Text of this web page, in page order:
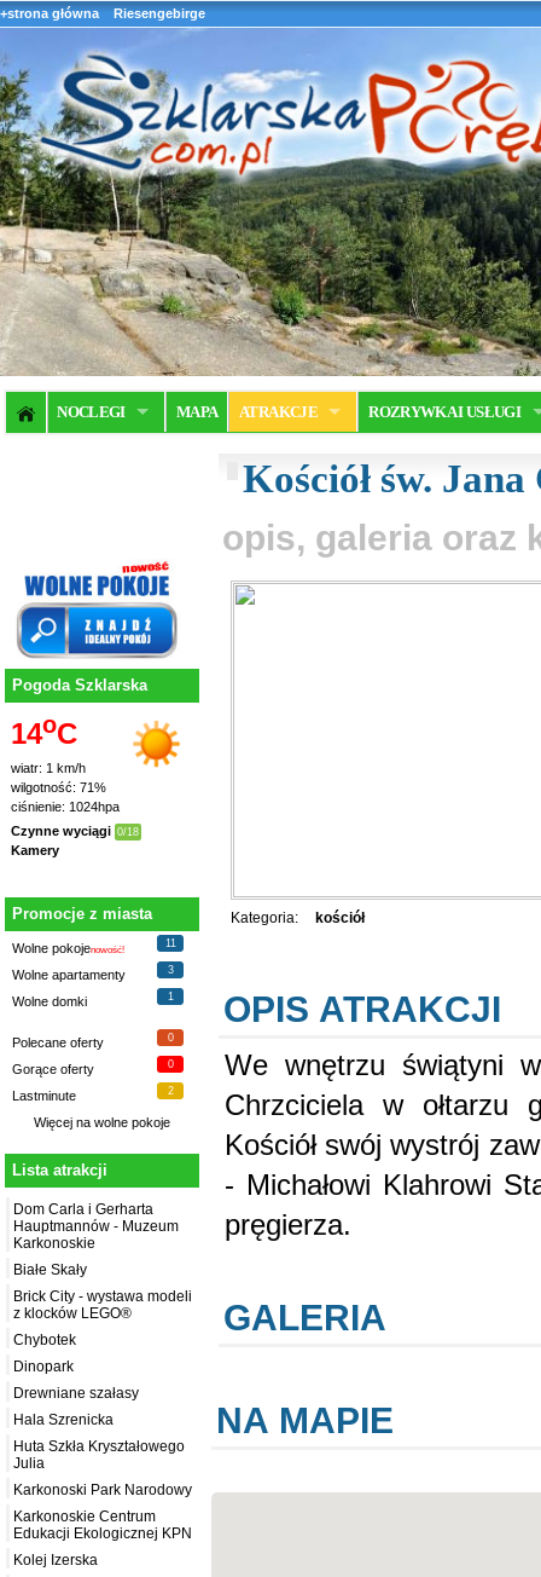
+strona główna Riesengebirge
NOCLEGI MAPA ATRAKCJE ROZRYWKA I USŁUGI
Pogoda Szklarska
14oC
wiatr: 1 km/h
wilgotność: 71%
ciśnienie: 1024hpa
Czynne wyciągi 0/18
Kamery
Promocje z miasta
Wolne pokojenowość!
11
Wolne apartamenty 3
Wolne domki 1
Polecane oferty 0
Gorące oferty 0
Lastminute 2
Więcej na wolne pokoje
Lista atrakcji
Dom Carla i Gerharta
Hauptmannów - Muzeum
Karkonoskie
Białe Skały
Brick City - wystawa modeli
z klocków LEGO®
Chybotek
Dinopark
Drewniane szałasy
Hala Szrenicka
Huta Szkła Kryształowego
Julia
Karkonoski Park Narodowy
Karkonoskie Centrum
Edukacji Ekologicznej KPN
Kolej Izerska
Kościół św.
opis, galeria oraz
Kategoria: kościół
OPIS ATRAKCJI
We wnętrzu świątyni
Chrzciciela w ołtarzu
Kościół swój wystrój
- Michałowi Klahrowi
pręgierza.
GALERIA
NA MAPIE